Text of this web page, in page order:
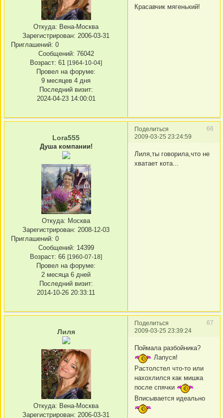
Откуда: Вена-Москва
Зарегистрирован: 2006-03-31
Приглашений: 0
Сообщений: 76042
Возраст: 61 [1964-10-04]
Провел на форуме:
9 месяцев 4 дня
Последний визит:
2024-04-23 14:00:01
Красавчик мягенький!
Поделиться
66
2009-03-25 23:24:59
Lora555
Душа компании!
Откуда: Москва
Зарегистрирован: 2008-12-03
Приглашений: 0
Сообщений: 14399
Возраст: 66 [1960-07-18]
Провел на форуме:
2 месяца 6 дней
Последний визит:
2014-10-26 20:33:11
Лиля,ты говорила,что не
хватает кота...
Поделиться
67
2009-03-25 23:39:24
Лиля
Откуда: Вена-Москва
Зарегистрирован: 2006-03-31
Поймала разбойника?
Лапуся!
Растолстел что-то или
нахохлился как мишка
после спячки
Вписывается идеально